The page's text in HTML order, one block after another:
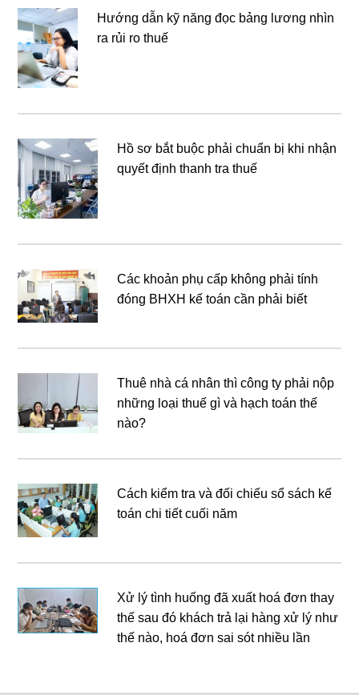
Hướng dẫn kỹ năng đọc bảng lương nhìn
ra rủi ro thuế
Hồ sơ bắt buộc phải chuẩn bị khi nhận
quyết định thanh tra thuế
Các khoản phụ cấp không phải tính
đóng BHXH kế toán cần phải biết
Thuê nhà cá nhân thì công ty phải nộp
những loại thuế gì và hạch toán thế
nào?
Cách kiểm tra và đối chiếu sổ sách kế
toán chi tiết cuối năm
Xử lý tình huống đã xuất hoá đơn thay
thế sau đó khách trả lại hàng xử lý như
thế nào, hoá đơn sai sót nhiều lần